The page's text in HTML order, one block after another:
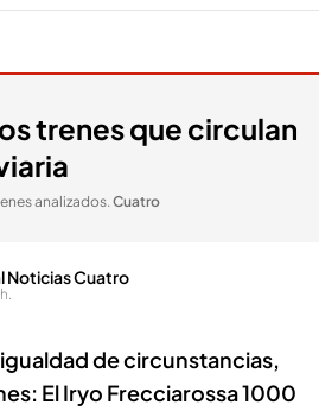
trenes que circulan
analizados.Cuatro
Noticias Cuatro
de circunstancias,
El Iryo Frecciarossa 1000